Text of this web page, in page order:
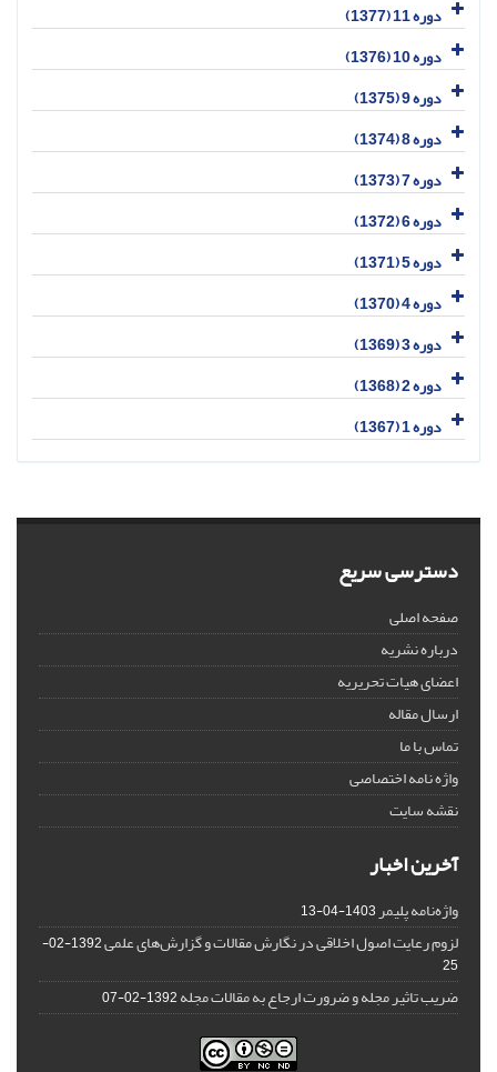
دوره 11 (1377)
دوره 10 (1376)
دوره 9 (1375)
دوره 8 (1374)
دوره 7 (1373)
دوره 6 (1372)
دوره 5 (1371)
دوره 4 (1370)
دوره 3 (1369)
دوره 2 (1368)
دوره 1 (1367)
دسترسی سریع
صفحه اصلی
درباره نشریه
اعضای هیات تحریریه
ارسال مقاله
تماس با ما
واژه نامه اختصاصی
نقشه سایت
آخرین اخبار
واژه‌نامه پلیمر1403-04-13
لزوم رعایت اصول اخلاقی در نگارش مقالات و گزارش‌‌های علمی
1392-02-
25
ضریب تاثیر مجله و ضرورت ارجاع به مقالات مجله1392-02-07